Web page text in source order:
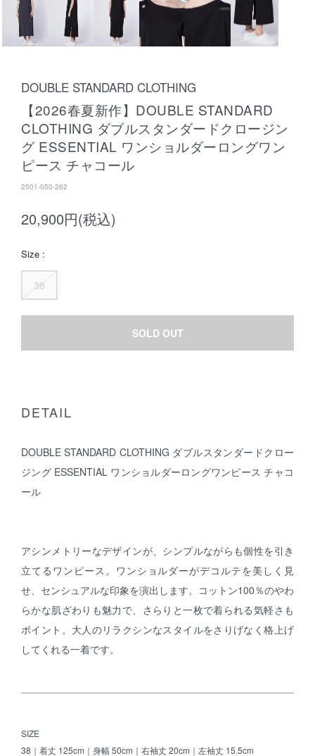
DOUBLE STANDARD CLOTHING
【2026春夏新作】DOUBLE STANDARD
CLOTHING ダブルスタンダードクロージン
グ ESSENTIAL ワンショルダーロングワン
ピース チャコール
2501-050-262
20,900円(税込)
Size :
38
SOLD OUT
DETAIL
DOUBLE STANDARD CLOTHING ダブルスタンダードクロー
ジング ESSENTIAL ワンショルダーロングワンピース チャコ
ール
アシンメトリーなデザインが、シンプルながらも個性を引き
立てるワンピース。ワンショルダーがデコルテを美しく見
せ、センシュアルな印象を演出します。コットン100％のやわ
らかな肌ざわりも魅力で、さらりと一枚で着られる気軽さも
ポイント。大人のリラクシンなスタイルをさりげなく格上げ
してくれる一着です。
SIZE
38｜着丈 125cm｜身幅 50cm｜右袖丈 20cm｜左袖丈 15.5cm